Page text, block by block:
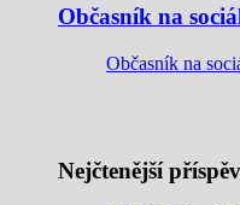
Občasník na
Občasník na
Nejčtenější